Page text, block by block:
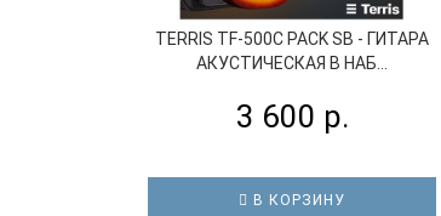
TERRIS TF-500C PACK SB - ГИТАРА
АКУСТИЧЕСКАЯ В НАБ...
3 600 р.
В КОРЗИНУ